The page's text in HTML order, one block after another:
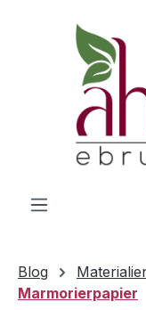
Zum Hauptinhalt
Blog
Marmorierpapier